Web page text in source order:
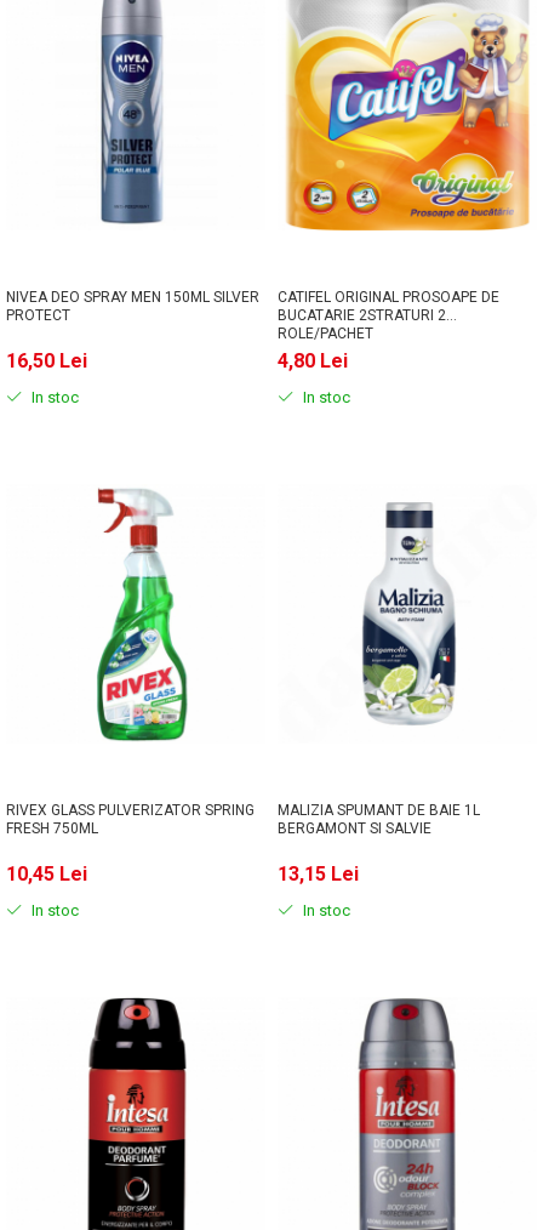
NIVEA DEO SPRAY MEN 150ML SILVER
PROTECT
16,50 Lei
In stoc
CATIFEL ORIGINAL PROSOAPE DE
BUCATARIE 2STRATURI 2
ROLE/PACHET
4,80 Lei
In stoc
RIVEX GLASS PULVERIZATOR SPRING
FRESH 750ML
10,45 Lei
In stoc
MALIZIA SPUMANT DE BAIE 1L
BERGAMONT SI SALVIE
13,15 Lei
In stoc